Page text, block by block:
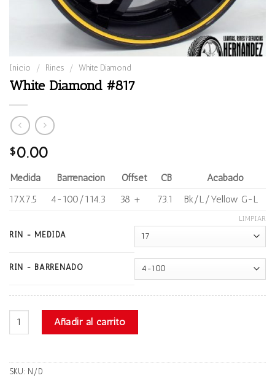
Inicio / Rines / White Diamond
White Diamond #817
$0.00
Medida Barrenación Offset CB
Acabado
17X7.5
4-100/114.3 38 + 73.1 Bk/L/Yellow G-L
RIN - MEDIDA
RIN - BARRENADO
LIMPIAR
White Diamond #817 cantidad
Añadir al carrito
SKU: N/D